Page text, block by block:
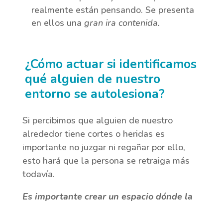
realmente están pensando. Se presenta
en ellos una gran ira contenida.
¿Cómo actuar si identificamos
qué alguien de nuestro
entorno se autolesiona?
Si percibimos que alguien de nuestro
alrededor tiene cortes o heridas es
importante no juzgar ni regañar por ello,
esto hará que la persona se retraiga más
todavía.
Es importante crear un espacio dónde la